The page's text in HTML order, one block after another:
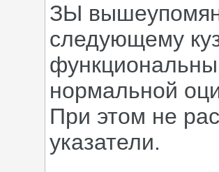
ЗЫ
следующему
нормальной
При этом не
указатели.